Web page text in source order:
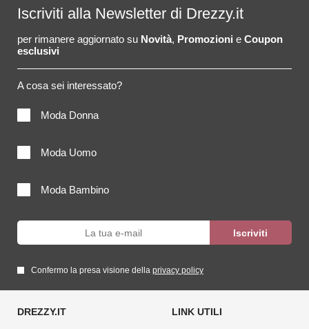
Iscriviti alla Newsletter di Drezzy.it
per rimanere aggiornato su Novità, Promozioni e Coupon
esclusivi
A cosa sei interessato?
Moda Donna
Moda Uomo
Moda Bambino
Confermo la presa visione della privacy policy